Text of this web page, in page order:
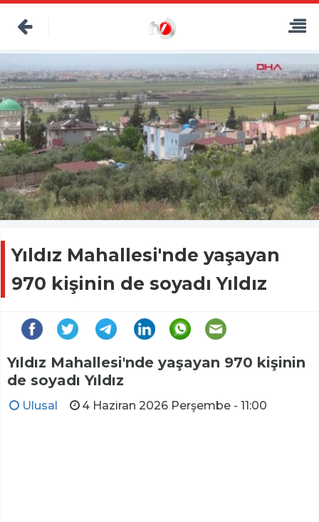
Yıldız Mahallesi'nde yaşayan
970 kişinin de soyadı Yıldız
Yıldız Mahallesi'nde yaşayan 970 kişinin
de soyadı Yıldız
Ulusal 4 Haziran 2026 Perşembe - 11:00